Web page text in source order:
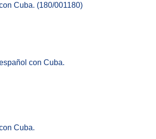
Cuba. (180/001180)
con Cuba.
Cuba.